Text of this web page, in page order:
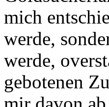
mich
werde,
werde,
gebotenen